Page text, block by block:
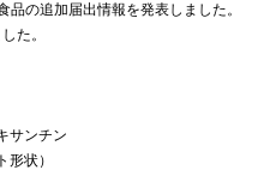
の追加届出情報を発表しました。
た。
サンチン
状）